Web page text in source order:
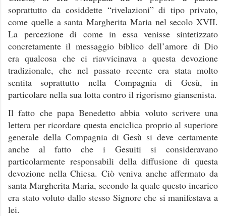
soprattutto da cosiddette “rivelazioni” di tipo privato,
come quelle a santa Margherita Maria nel secolo XVII.
La percezione di come in essa venisse sintetizzato
concretamente il messaggio biblico dell’amore di Dio
era qualcosa che ci riavvicinava a questa devozione
tradizionale, che nel passato recente era stata molto
sentita soprattutto nella Compagnia di Gesù, in
particolare nella sua lotta contro il rigorismo giansenista.
Il fatto che papa Benedetto abbia voluto scrivere una
lettera per ricordare questa enciclica proprio al superiore
generale della Compagnia di Gesù si deve certamente
anche al fatto che i Gesuiti si consideravano
particolarmente responsabili della diffusione di questa
devozione nella Chiesa. Ciò veniva anche affermato da
santa Margherita Maria, secondo la quale questo incarico
era stato voluto dallo stesso Signore che si manifestava a
lei.